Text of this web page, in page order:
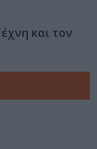
και τον